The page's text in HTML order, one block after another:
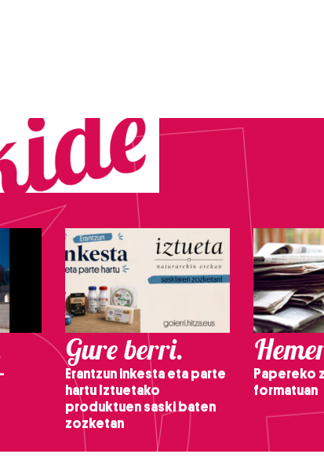
Gure berri.
Erantzun inkesta eta parte
hartu Iztuetako
produktuen saski baten
zozketan
Papereko
formatuan